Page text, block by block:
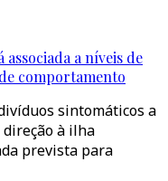
a níveis de
comportamento
sintomáticos a
à ilha
prevista para